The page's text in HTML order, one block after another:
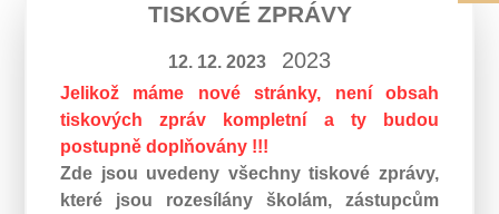
TISKOVÉ ZPRÁVY
12. 12. 2023 2023
Jelikož máme nové stránky, není obsah
tiskových zpráv kompletní a ty budou
postupně doplňovány !!!
Zde jsou uvedeny všechny tiskové zprávy,
které jsou rozesílány školám, zástupcům